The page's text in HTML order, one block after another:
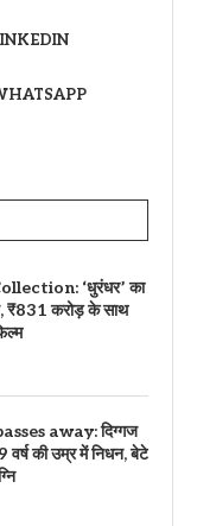
‘धुरंधर’ का
₹831 करोड़ के साथ
away: दिग्गज
वर्ष की उम्र में निधन, बेटे